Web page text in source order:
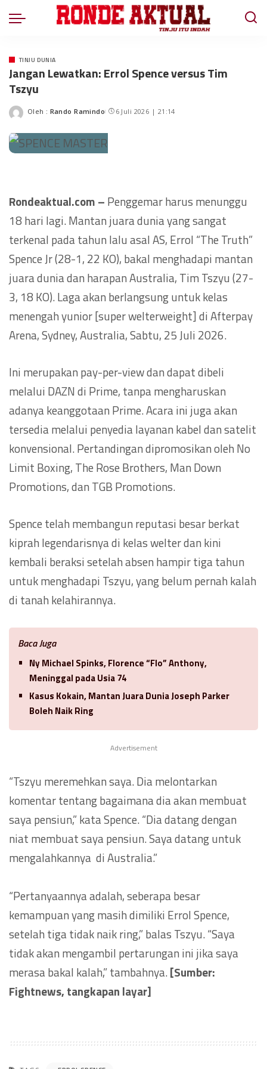
TINJU DUNIA
Jangan Lewatkan: Errol Spence versus Tim
Tszyu
Oleh : Rando Ramindo 6 Juli 2026 | 21:14
Rondeaktual.com – Penggemar harus menunggu
18 hari lagi. Mantan juara dunia yang sangat
terkenal pada tahun lalu asal AS, Errol “The Truth”
Spence Jr (28-1, 22 KO), bakal menghadapi mantan
juara dunia dan harapan Australia, Tim Tszyu (27-
3, 18 KO). Laga akan berlangsung untuk kelas
menengah yunior [super welterweight] di Afterpay
Arena, Sydney, Australia, Sabtu, 25 Juli 2026.
Ini merupakan pay-per-view dan dapat dibeli
melalui DAZN di Prime, tanpa mengharuskan
adanya keanggotaan Prime. Acara ini juga akan
tersedia melalui penyedia layanan kabel dan satelit
konvensional. Pertandingan dipromosikan oleh No
Limit Boxing, The Rose Brothers, Man Down
Promotions, dan TGB Promotions.
Spence telah membangun reputasi besar berkat
kiprah legendarisnya di kelas welter dan kini
kembali beraksi setelah absen hampir tiga tahun
untuk menghadapi Tszyu, yang belum pernah kalah
di tanah kelahirannya.
Baca Juga
Ny Michael Spinks, Florence “Flo” Anthony,
Meninggal pada Usia 74
Kasus Kokain, Mantan Juara Dunia Joseph Parker
Boleh Naik Ring
Advertisement
“Tszyu meremehkan saya. Dia melontarkan
komentar tentang bagaimana dia akan membuat
saya pensiun,” kata Spence. “Dia datang dengan
niat membuat saya pensiun. Saya datang untuk
mengalahkannya di Australia.”
“Pertanyaannya adalah, seberapa besar
kemampuan yang masih dimiliki Errol Spence,
setelah tiga tidak naik ring,” balas Tszyu. “Saya
tidak akan mengambil pertarungan ini jika saya
merasa bakal kalah,” tambahnya.[Sumber:
Fightnews, tangkapan layar]